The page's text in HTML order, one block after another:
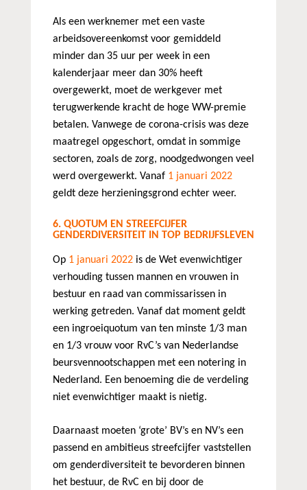
Als een werknemer met een vaste
arbeidsovereenkomst voor gemiddeld
minder dan 35 uur per week in een
kalenderjaar meer dan 30% heeft
overgewerkt, moet de werkgever met
terugwerkende kracht de hoge WW-premie
betalen. Vanwege de corona-crisis was deze
maatregel opgeschort, omdat in sommige
sectoren, zoals de zorg, noodgedwongen veel
werd overgewerkt. Vanaf1 januari 2022
geldt deze herzieningsgrond echter weer.
6. QUOTUM EN STREEFCIJFER
GENDERDIVERSITEIT IN TOP BEDRIJFSLEVEN
Op 1 januari 2022is de Wet evenwichtiger
verhouding tussen mannen en vrouwen in
bestuur en raad van commissarissen in
werking getreden. Vanaf dat moment geldt
een ingroeiquotum van ten minste 1/3 man
en 1/3 vrouw voor RvC’s van Nederlandse
beursvennootschappen met een notering in
Nederland. Een benoeming die de verdeling
niet evenwichtiger maakt is nietig.
Daarnaast moeten ‘grote’ BV’s en NV’s een
passend en ambitieus streefcijfer vaststellen
om genderdiversiteit te bevorderen binnen
het bestuur, de RvC en bij door de